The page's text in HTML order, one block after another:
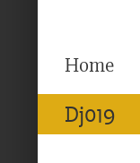
Home
Dj019